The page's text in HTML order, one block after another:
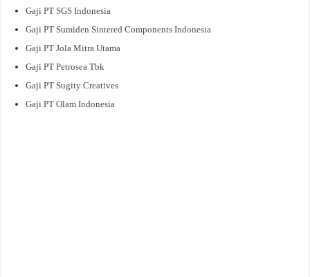
Gaji PT SGS Indonesia
Gaji PT Sumiden Sintered Components Indonesia
Gaji PT Jola Mitra Utama
Gaji PT Petrosea Tbk
Gaji PT Sugity Creatives
Gaji PT Olam Indonesia